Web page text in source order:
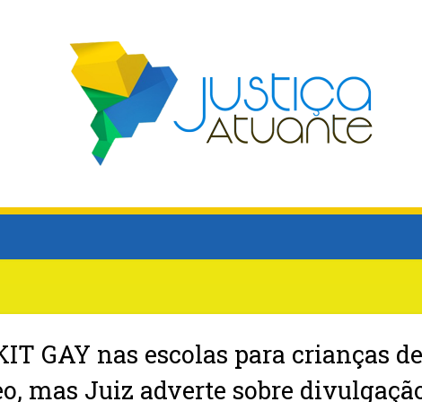
GAY nas escolas para crianças
mas Juiz adverte sobre